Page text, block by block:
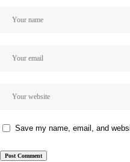
Save my name, email, and